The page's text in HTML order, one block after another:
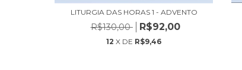
LITURGIA DAS HORAS 1 - ADVENTO
R$130,00 R$92,00
12 X DE R$9,46